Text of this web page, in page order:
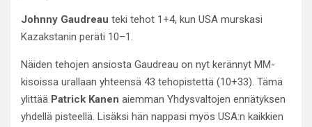
Johnny Gaudreau teki tehot 1+4, kun USA murskasi
Kazakstanin peräti 10–1.
Näiden tehojen ansiosta Gaudreau on nyt kerännyt MM-
kisoissa urallaan yhteensä 43 tehopistettä (10+33). Tämä
ylittää Patrick Kanen aiemman Yhdysvaltojen ennätyksen
yhdellä pisteellä. Lisäksi hän nappasi myös USA:n kaikkien